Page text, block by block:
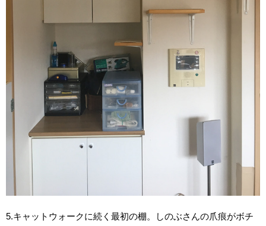
5.キャットウォークに続く最初の棚。しのぶさんの爪痕がボチ